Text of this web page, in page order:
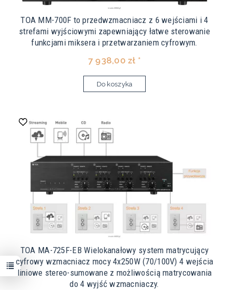
TOA MM-700F to przedwzmacniacz z 6 wejściami i 4
strefami wyjściowymi zapewniający łatwe sterowanie
funkcjami miksera i przetwarzaniem cyfrowym.
7 938,00 zł *
Do koszyka
TOA MA-725F-EB Wielokanałowy system matrycujący
cyfrowy wzmacniacz mocy 4x250W (70/100V) 4 wejścia
liniowe stereo-sumowane z możliwością matrycowania
do 4 wyjść wzmacniaczy.